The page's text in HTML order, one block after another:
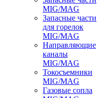
MIG/MAG
Запасные части
для горелок
MIG/MAG
Направляющие
каналы
MIG/MAG
Токосъемники
MIG/MAG
Газовые сопла